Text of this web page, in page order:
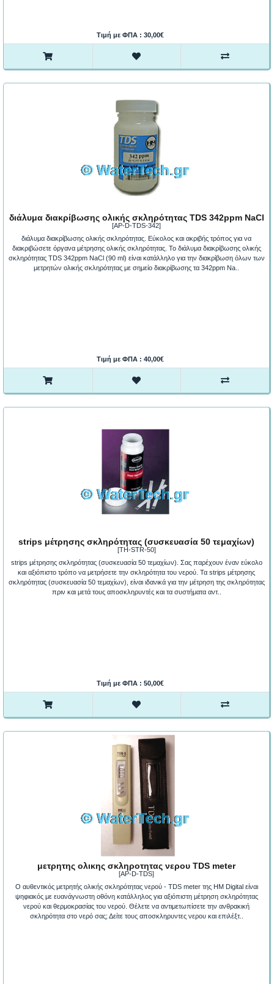
Τιμή με ΦΠΑ : 30,00€
διάλυμα διακρίβωσης ολικής σκληρότητας TDS 342ppm NaCl
[AP-D-TDS-342]
διάλυμα διακρίβωσης ολικής σκληρότητας. Εύκολος και ακριβής τρόπος για να
διακριβώσετε όργανα μέτρησης ολικής σκληρότητας. Το διάλυμα διακρίβωσης ολικής
σκληρότητας TDS 342ppm NaCl (90 ml) είναι κατάλληλο για την διακρίβωση όλων των
μετρητών ολικής σκληρότητας με σημείο διακρίβωσης τα 342ppm Na..
Τιμή με ΦΠΑ : 40,00€
strips μέτρησης σκληρότητας (συσκευασία 50 τεμαχίων)
[TH-STR-50]
strips μέτρησης σκληρότητας (συσκευασία 50 τεμαχίων). Σας παρέχουν έναν εύκολο
και αξιόπιστο τρόπο να μετρήσετε την σκληρότητα του νερού. Τα strips μέτρησης
σκληρότητας (συσκευασία 50 τεμαχίων), είναι ιδανικά για την μέτρηση της σκληρότητας
πριν και μετά τους αποσκληρυντές και τα συστήματα αντ..
Τιμή με ΦΠΑ : 50,00€
μετρητης ολικης σκληροτητας νερου TDS meter
[AP-D-TDS]
Ο αυθεντικός μετρητής ολικής σκληρότητας νερού - TDS meter της HM Digital είναι
ψηφιακός με ευανάγνωστη οθόνη κατάλληλος για αξιόπιστη μέτρηση σκληρότητας
νερού και θερμοκρασίας του νερού. Θέλετε να αντιμετωπίσετε την ανθρακική
σκληρότητα στο νερό σας; Δείτε τους αποσκληρυντες νερου και επιλέξτ..